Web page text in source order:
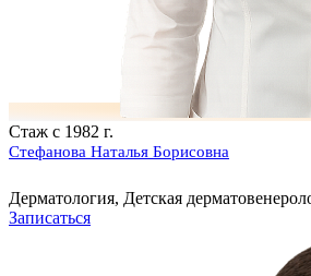
Стаж с 1982 г.
Стефанова Наталья Борисовна
Дерматология, Детская
Записаться